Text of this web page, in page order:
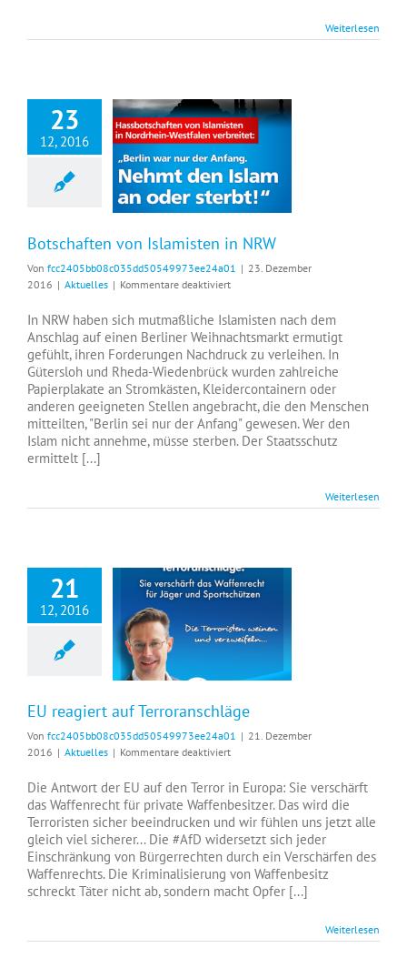
Weiterlesen
23
12, 2016
Botschaften von Islamisten in NRW
Von fcc2405bb08c035dd50549973ee24a01 | 23. Dezember
2016 | Aktuelles | Kommentare deaktiviertfür
von
Islamisten
In NRW haben sich mutmaßliche Islamisten nach dem
Anschlag auf einen Berliner Weihnachtsmarkt ermutigt
gefühlt, ihren Forderungen Nachdruck zu verleihen. In
Gütersloh und Rheda-Wiedenbrück wurden zahlreiche
Papierplakate an Stromkästen, Kleidercontainern oder
anderen geeigneten Stellen angebracht, die den Menschen
mitteilten, "Berlin sei nur der Anfang" gewesen. Wer den
Islam nicht annehme, müsse sterben. Der Staatsschutz
ermittelt [...]
Weiterlesen
21
12, 2016
EU reagiert auf Terroranschläge
Von fcc2405bb08c035dd50549973ee24a01 | 21. Dezember
2016 | Aktuelles | Kommentare deaktiviertfür
reagiert
auf
Terroranschläge
Die Antwort der EU auf den Terror in Europa: Sie verschärft
das Waffenrecht für private Waffenbesitzer. Das wird die
Terroristen sicher beeindrucken und wir fühlen uns jetzt alle
gleich viel sicherer... Die #AfD widersetzt sich jeder
Einschränkung von Bürgerrechten durch ein Verschärfen des
Waffenrechts. Die Kriminalisierung von Waffenbesitz
schreckt Täter nicht ab, sondern macht Opfer [...]
Weiterlesen